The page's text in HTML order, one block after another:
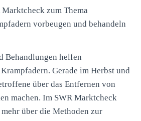
Marktcheck zum Thema
vorbeugen und behandeln
Behandlungen helfen
Gerade im Herbst und
über das Entfernen von
machen. Im SWRMarktcheck
über die Methoden zur